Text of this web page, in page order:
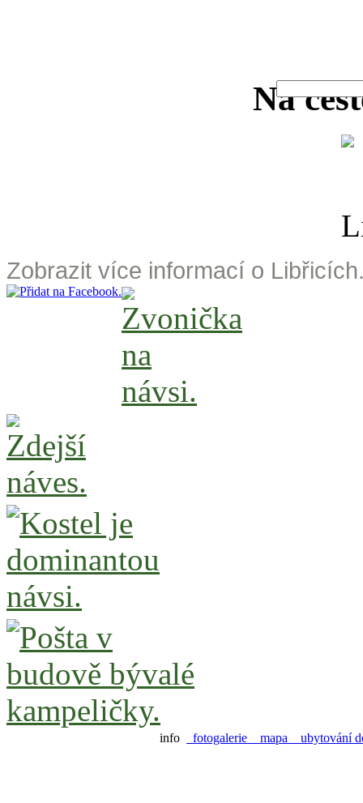
Na
Zobrazit více informací o
info fotogalerie mapa ubytování